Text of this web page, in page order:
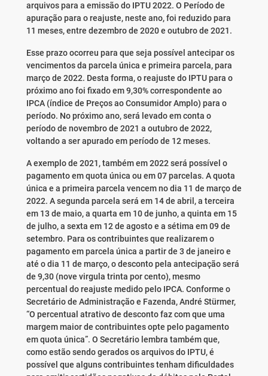
arquivos para a emissão do IPTU 2022. O Período de
apuração para o reajuste, neste ano, foi reduzido para
11 meses, entre dezembro de 2020 e outubro de 2021.
Esse prazo ocorreu para que seja possível antecipar os
vencimentos da parcela única e primeira parcela, para
março de 2022. Desta forma, o reajuste do IPTU para o
próximo ano foi fixado em 9,30% correspondente ao
IPCA (índice de Preços ao Consumidor Amplo) para o
período. No próximo ano, será levado em conta o
período de novembro de 2021 a outubro de 2022,
voltando a ser apurado em período de 12 meses.
A exemplo de 2021, também em 2022 será possível o
pagamento em quota única ou em 07 parcelas. A quota
única e a primeira parcela vencem no dia 11 de março de
2022. A segunda parcela será em 14 de abril, a terceira
em 13 de maio, a quarta em 10 de junho, a quinta em 15
de julho, a sexta em 12 de agosto e a sétima em 09 de
setembro. Para os contribuintes que realizarem o
pagamento em parcela única a partir de 3 de janeiro e
até o dia 11 de março, o desconto pela antecipação será
de 9,30 (nove virgula trinta por cento), mesmo
percentual do reajuste medido pelo IPCA. Conforme o
Secretário de Administração e Fazenda, André Stürmer,
“O percentual atrativo de desconto faz com que uma
margem maior de contribuintes opte pelo pagamento
em quota única”. O Secretário lembra também que,
como estão sendo gerados os arquivos do IPTU, é
possível que alguns contribuintes tenham dificuldades